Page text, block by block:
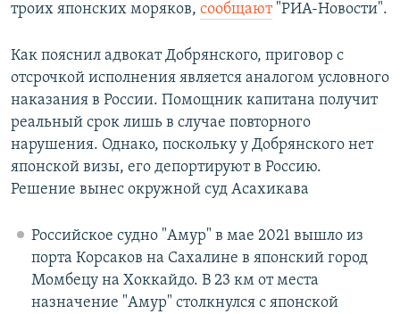
троих японских моряков, сообщают"РИА-Новости".
Как пояснил адвокат Добрянского, приговор с
отсрочкой исполнения является аналогом условного
наказания в России. Помощник капитана получит
реальный срок лишь в случае повторного
нарушения. Однако, поскольку у Добрянского нет
японской визы, его депортируют в Россию.
Решение вынес окружной суд Асахикава
Российское судно "Амур" в мае 2021 вышло из
порта Корсаков на Сахалине в японский город
Момбецу на Хоккайдо. В 23 км от места
назначение "Амур" столкнулся с японской